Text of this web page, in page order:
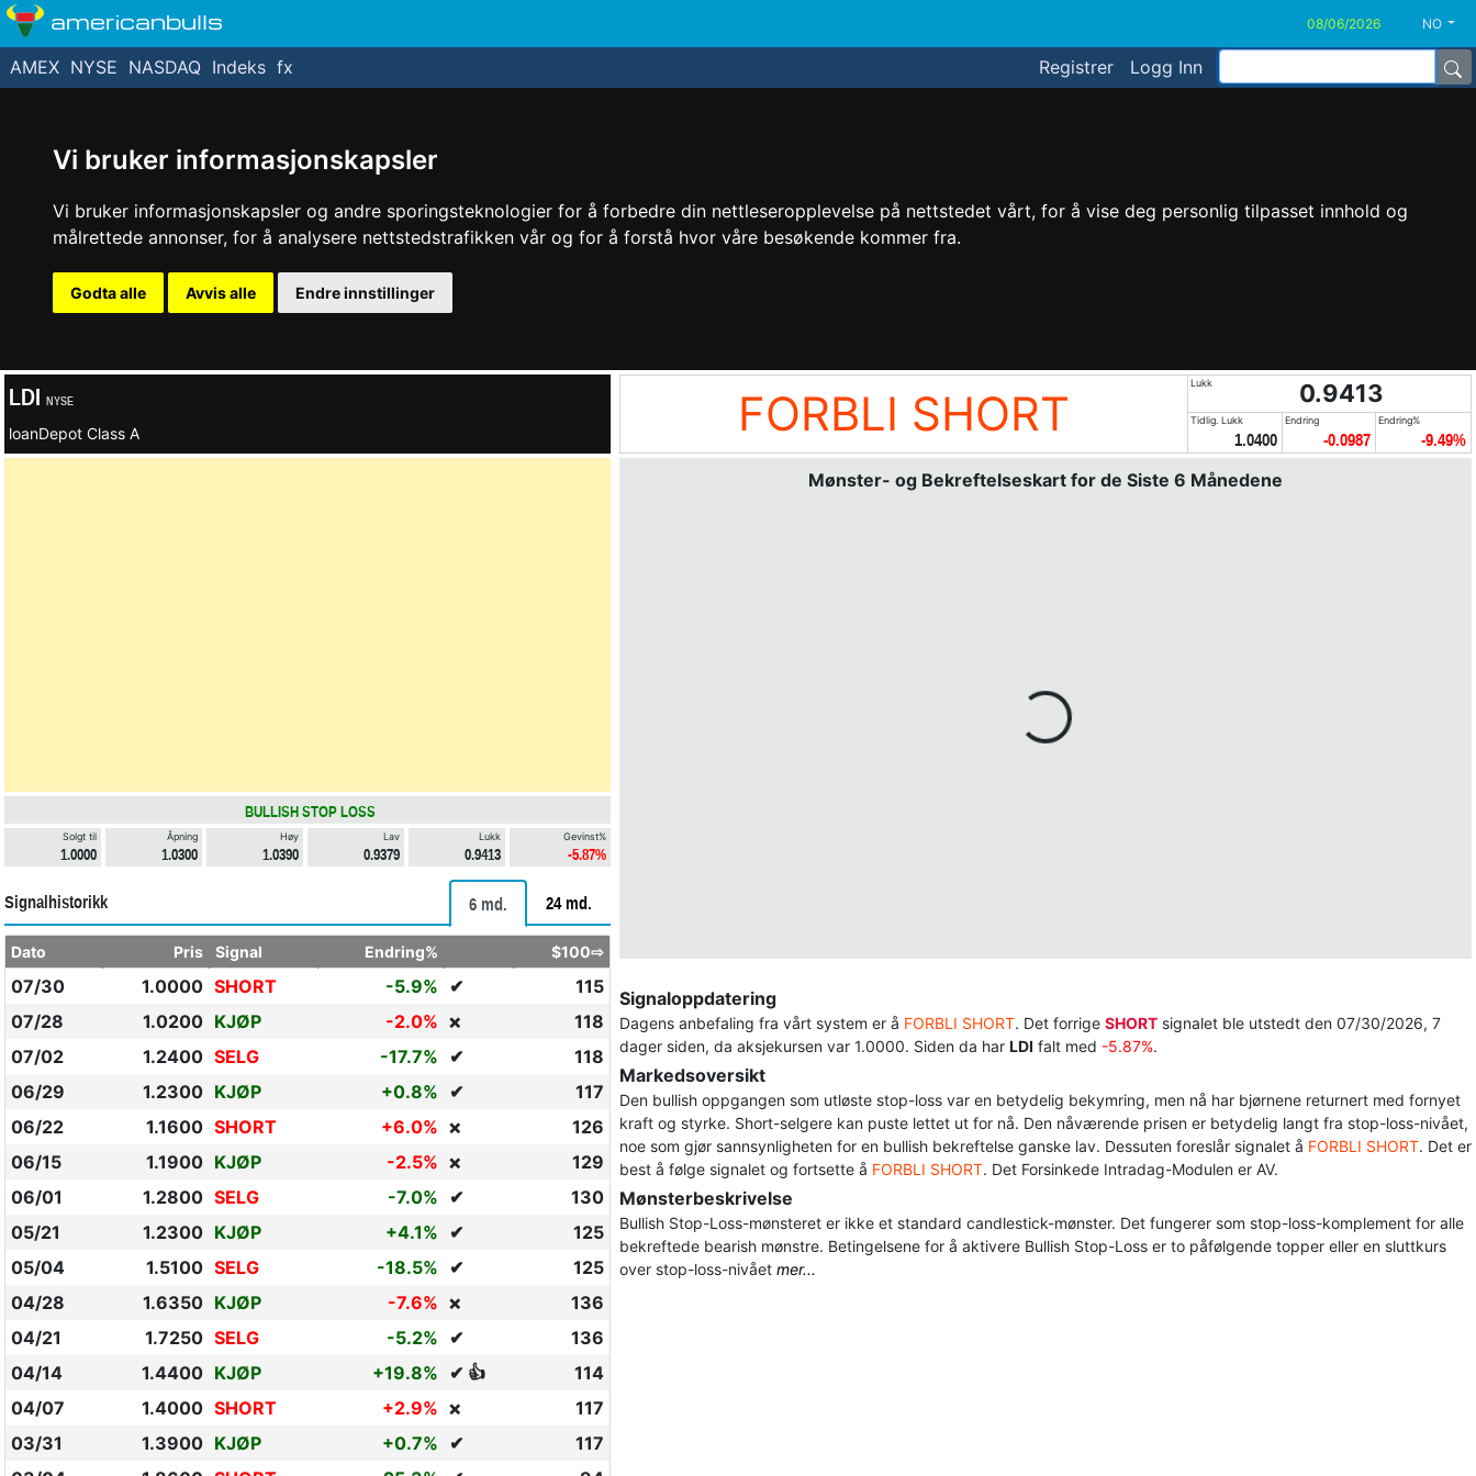
Vi bruker informasjonskapsler
Vi bruker informasjonskapsler og andre sporingsteknologier for å forbedre din nettleseropplevelse på nettstedet vårt, for å vise deg personlig tilpasset innhold og
målrettede annonser, for å analysere nettstedstrafikken vår og for å forstå hvor våre besøkende kommer fra.
Godta alle Avvis alle Endre innstillinger
americanbulls NO
Registrer Logg Inn
AMEX NYSE NASDAQ Indeks fx
LDI NYSE
loanDepot Class A FORBLI SHORT
Lukk 0.9413
Tidlig. Lukk
1.0400
Endring
-0.0987
Endring%
-9.49%
BULLISH STOP LOSS
Solgt til
1.0000
Åpning
1.0300
Høy
1.0390
Lav
0.9379
Lukk
0.9413
Gevinst%
-5.87%
Signalhistorikk 6 md. 24 md.
Dato Pris Signal Endring% $100⇨
07/30 1.0000 SHORT -5.9% ✔
115
07/28
1.0200 KJØP -2.0% ❌
118
07/02
1.2400 SELG -17.7% ✔
118
06/29
1.2300 KJØP +0.8% ✔
117
06/22
1.1600 SHORT +6.0% ❌
126
06/15
1.1900 KJØP -2.5% ❌
129
06/01
1.2800 SELG -7.0% ✔
130
05/21
1.2300 KJØP +4.1% ✔
125
05/04
1.5100 SELG -18.5% ✔
125
04/28
1.6350 KJØP -7.6% ❌
136
04/21
1.7250 SELG -5.2% ✔
136
04/14
1.4400 KJØP +19.8% ✔ 👍
114
04/07
1.4000 SHORT +2.9% ❌
117
03/31
1.3900 KJØP +0.7% ✔
117
Mønster- og Bekreftelseskart for de Siste 6 Månedene
Signaloppdatering
Dagens anbefaling fra vårt system er å FORBLI SHORT. Det forrige SHORT signalet ble utstedt den 07/30/2026, 7
dager siden, da aksjekursen var 1.0000. Siden da har LDI falt med -5.87%.
Markedsoversikt
Den bullish oppgangen som utløste stop-loss var en betydelig bekymring, men nå har bjørnene returnert med fornyet
kraft og styrke. Short-selgere kan puste lettet ut for nå. Den nåværende prisen er betydelig langt fra stop-loss-nivået,
noe som gjør sannsynligheten for en bullish bekreftelse ganske lav. Dessuten foreslår signalet å FORBLI SHORT. Det er
best å følge signalet og fortsette å FORBLI SHORT. Det Forsinkede Intradag-Modulen er AV.
Mønsterbeskrivelse
Bullish Stop-Loss-mønsteret er ikke et standard candlestick-mønster. Det fungerer som stop-loss-komplement for alle
bekreftede bearish mønstre. Betingelsene for å aktivere Bullish Stop-Loss er to påfølgende topper eller en sluttkurs
over stop-loss-nivået mer...